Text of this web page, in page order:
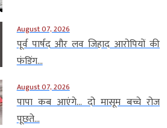
August 07, 2026
पूर्व पार्षद और लव जिहाद आरोपियों की
फंडिंग...
August 07, 2026
पापा कब आएंगे… दो मासूम बच्चे रोज
पूछते...